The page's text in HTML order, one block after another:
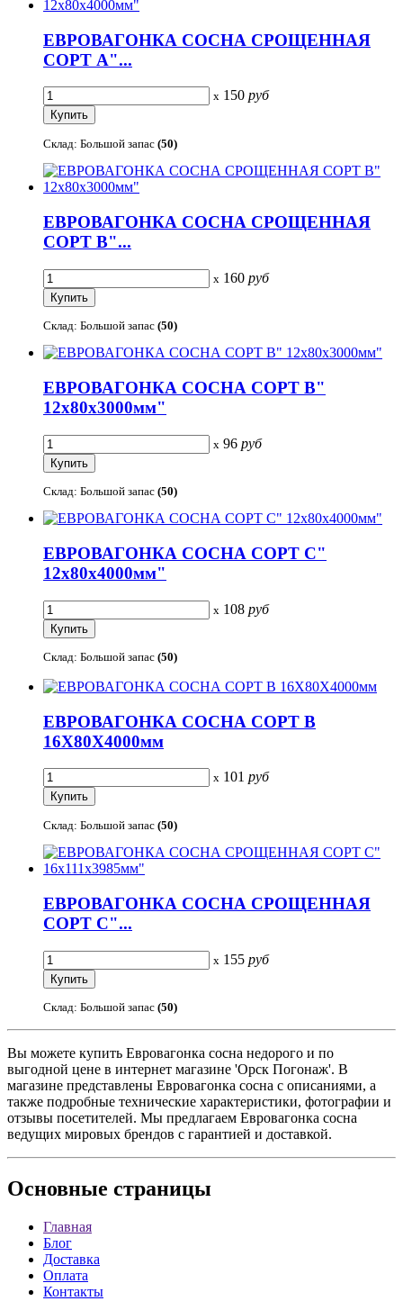
ЕВРОВАГОНКА СОСНА СРОЩЕННАЯ
СОРТ А"...
x 150 руб
Склад: Большой запас (50)
ЕВРОВАГОНКА СОСНА СРОЩЕННАЯ
СОРТ В"...
x 160 руб
Склад: Большой запас (50)
ЕВРОВАГОНКА СОСНА СОРТ В"
12х80х3000мм"
x 96 руб
Склад: Большой запас (50)
ЕВРОВАГОНКА СОСНА СОРТ С"
12х80х4000мм"
x 108 руб
Склад: Большой запас (50)
ЕВРОВАГОНКА СОСНА СОРТ В
16Х80Х4000мм
x 101 руб
Склад: Большой запас (50)
ЕВРОВАГОНКА СОСНА СРОЩЕННАЯ
СОРТ С"...
x 155 руб
Склад: Большой запас (50)
Вы можете купить Евровагонка сосна недорого и по
выгодной цене в интернет магазине 'Орск Погонаж'. В
магазине представлены Евровагонка сосна с описаниями, а
также подробные технические характеристики, фотографии и
отзывы посетителей. Мы предлагаем Евровагонка сосна
ведущих мировых брендов с гарантией и доставкой.
Основные страницы
Главная
Блог
Доставка
Оплата
Контакты